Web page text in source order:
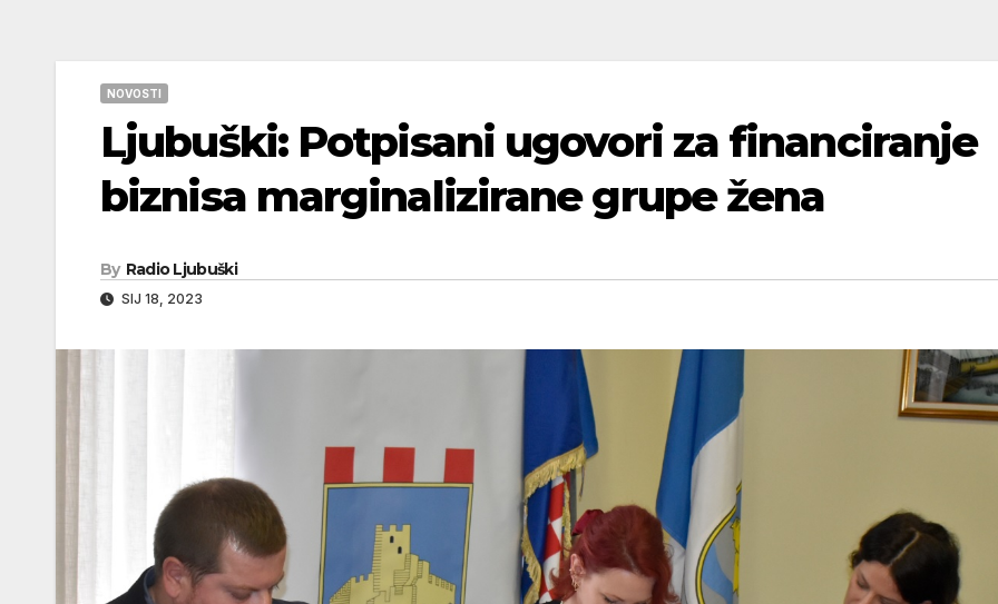
NOVOSTI
Ljubuški: Potpisani ugovori za financiranje
biznisa marginalizirane grupe žena
By Radio Ljubuški
SIJ 18, 2023